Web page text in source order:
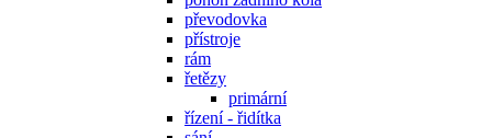
převodovka
přístroje
rám
řetězy
primární
řízení - řidítka